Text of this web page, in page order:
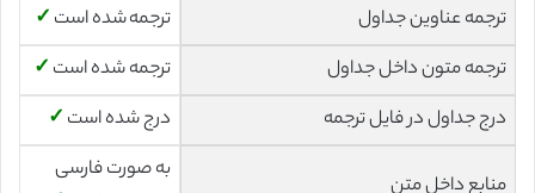
ترجمه عناوین جداول
ترجمه شده است ✓
ترجمه متون داخل جداول
ترجمه شده است ✓
درج جداول در فایل ترجمه
درج شده است ✓
منابع داخل متن
به صورت فارسی